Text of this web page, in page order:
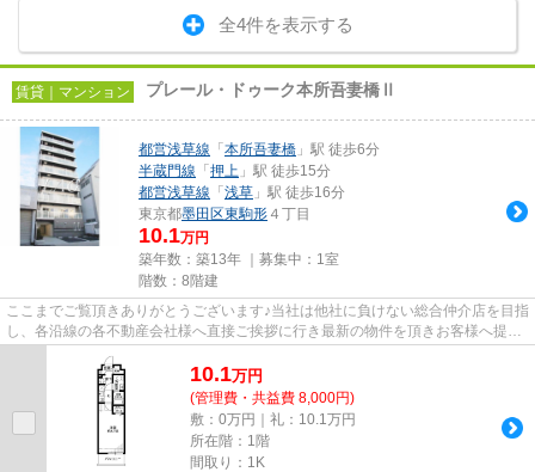
全4件を表示する
賃貸｜マンション プレール・ドゥーク本所吾妻橋Ⅱ
都営浅草線 「 本所吾妻橋 」駅 徒歩6分
半蔵門線 「 押上 」駅 徒歩15分
都営浅草線 「 浅草 」駅 徒歩16分
東京都墨田区東駒形 ４丁目
10.1万円
築年数：築13年 ｜募集中： 1室
階数：8階建
ここまでご覧頂きありがとうございます♪当社は他社に負けない総合仲介店を目指
し、各沿線の各不動産会社様へ直接ご挨拶に行き最新の物件を頂きお客様へ提供
10.1万円
(管理費・共益費 8,000円)
敷：0万円｜礼：10.1万円
所在階：1階
間取り：1K